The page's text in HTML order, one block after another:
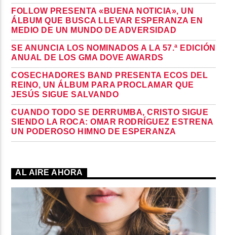
FOLLOW PRESENTA «BUENA NOTICIA», UN
ÁLBUM QUE BUSCA LLEVAR ESPERANZA EN
MEDIO DE UN MUNDO DE ADVERSIDAD
SE ANUNCIA LOS NOMINADOS A LA 57.ª EDICIÓN
ANUAL DE LOS GMA DOVE AWARDS
COSECHADORES BAND PRESENTA ECOS DEL
REINO, UN ÁLBUM PARA PROCLAMAR QUE
JESÚS SIGUE SALVANDO
CUANDO TODO SE DERRUMBA, CRISTO SIGUE
SIENDO LA ROCA: OMAR RODRÍGUEZ ESTRENA
UN PODEROSO HIMNO DE ESPERANZA
AL AIRE AHORA